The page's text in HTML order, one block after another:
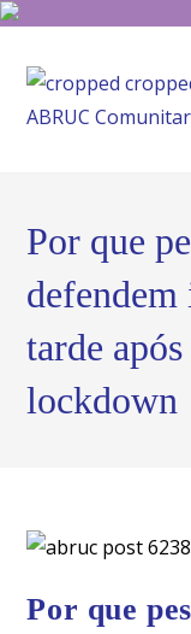
Por que
tarde
lockdown
Por que